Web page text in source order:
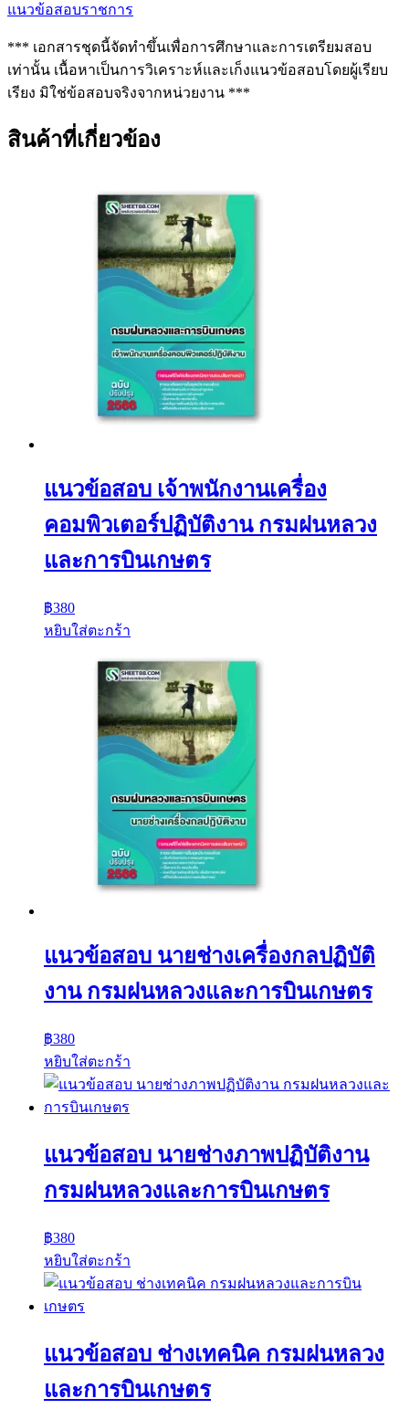
แนวข้อสอบราชการ
*** เอกสารชุดนี้จัดทำขึ้นเพื่อการศึกษาและการเตรียมสอบ
เท่านั้น เนื้อหาเป็นการวิเคราะห์และเก็งแนวข้อสอบโดยผู้เรียบ
เรียง มิใช่ข้อสอบจริงจากหน่วยงาน ***
สินค้าที่เกี่ยวข้อง
แนวข้อสอบ เจ้าพนักงานเครื่อง
คอมพิวเตอร์ปฏิบัติงาน กรมฝนหลวง
และการบินเกษตร
฿380
หยิบใส่ตะกร้า
แนวข้อสอบ นายช่างเครื่องกลปฏิบัติ
งาน กรมฝนหลวงและการบินเกษตร
฿380
หยิบใส่ตะกร้า
แนวข้อสอบ นายช่างภาพปฏิบัติงาน
กรมฝนหลวงและการบินเกษตร
฿380
หยิบใส่ตะกร้า
แนวข้อสอบ ช่างเทคนิค กรมฝนหลวง
และการบินเกษตร